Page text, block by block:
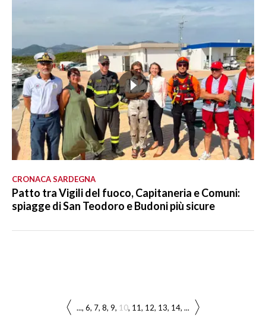
CRONACA SARDEGNA
Patto tra Vigili del fuoco, Capitaneria e Comuni:
spiagge di San Teodoro e Budoni più sicure
... 6 7 8 9 10 11 12 13 14 ...